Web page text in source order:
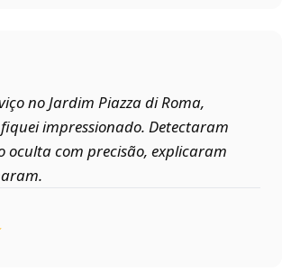
no Jardim Piazza di Roma,
fiquei impressionado. Detectaram
com precisão, explicaram